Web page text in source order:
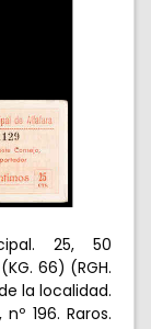
25, 50
66) (RGH.
la localidad.
196. Raros.